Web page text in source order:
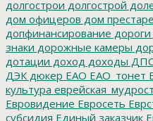
долгострои долгострой
дом офицеров дом
допфинансирование дороги
знаки дорожные камеры
дотации доход доходы
ДЭК дюкер ЕАО ЕАО_тонет
культура
Евровидение Евросеть
субсидия Единый заказчик